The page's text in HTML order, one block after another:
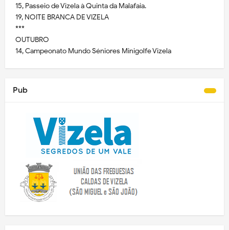
15, Passeio de Vizela à Quinta da Malafaia.
19, NOITE BRANCA DE VIZELA
***
OUTUBRO
14, Campeonato Mundo Séniores Minigolfe Vizela
Pub